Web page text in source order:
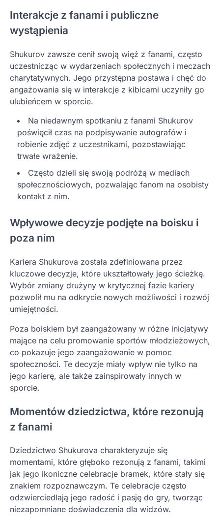
Interakcje z fanami i publiczne
wystąpienia
Shukurov zawsze cenił swoją więź z fanami, często
uczestnicząc w wydarzeniach społecznych i meczach
charytatywnych. Jego przystępna postawa i chęć do
angażowania się w interakcje z kibicami uczyniły go
ulubieńcem w sporcie.
Na niedawnym spotkaniu z fanami Shukurov
poświęcił czas na podpisywanie autografów i
robienie zdjęć z uczestnikami, pozostawiając
trwałe wrażenie.
Często dzieli się swoją podróżą w mediach
społecznościowych, pozwalając fanom na osobisty
kontakt z nim.
Wpływowe decyzje podjęte na boisku i
poza nim
Kariera Shukurova została zdefiniowana przez
kluczowe decyzje, które ukształtowały jego ścieżkę.
Wybór zmiany drużyny w krytycznej fazie kariery
pozwolił mu na odkrycie nowych możliwości i rozwój
umiejętności.
Poza boiskiem był zaangażowany w różne inicjatywy
mające na celu promowanie sportów młodzieżowych,
co pokazuje jego zaangażowanie w pomoc
społeczności. Te decyzje miały wpływ nie tylko na
jego karierę, ale także zainspirowały innych w
sporcie.
Momentów dziedzictwa, które rezonują
z fanami
Dziedzictwo Shukurova charakteryzuje się
momentami, które głęboko rezonują z fanami, takimi
jak jego ikoniczne celebracje bramek, które stały się
znakiem rozpoznawczym. Te celebracje często
odzwierciedlają jego radość i pasję do gry, tworząc
niezapomniane doświadczenia dla widzów.